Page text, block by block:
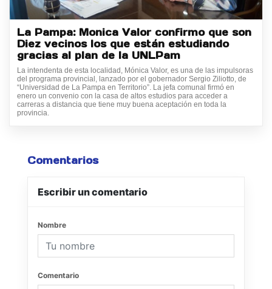
La Pampa: Monica Valor confirmo que son
Diez vecinos los que están estudiando
gracias al plan de la UNLPam
La intendenta de esta localidad, Mónica Valor, es una de las impulsoras
del programa provincial, lanzado por el gobernador Sergio Ziliotto, de
“Universidad de La Pampa en Territorio”. La jefa comunal firmó en
enero un convenio con la casa de altos estudios para acceder a
carreras a distancia que tiene muy buena aceptación en toda la
provincia.
Comentarios
Escribir un comentario
Nombre
Comentario